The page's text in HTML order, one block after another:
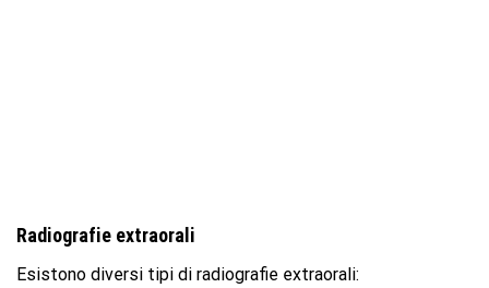
Radiografie extraorali
Esistono diversi tipi di radiografie extraorali: